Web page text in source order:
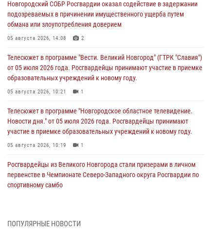
Новгородский СОБР Росгвардии оказал содействие в задержании
подозреваемых в причинении имущественного ущерба путем
обмана или злоупотребления доверием
05 августа 2026, 14:08 2
Телесюжет в программе "Вести. Великий Новгород" (ГТРК "Славия")
от 05 июля 2026 года. Росгвардейцы принимают участие в приемке
образовательных учреждений к новому году.
05 августа 2026, 10:21 1
Телесюжет в программе "Новгородское областное телевидение.
Новости дня." от 05 июля 2026 года. Росгвардейцы принимают
участие в приемке образовательных учреждений к новому году.
05 августа 2026, 10:19 1
Росгвардейцы из Великого Новгорода стали призерами в личном
первенстве в Чемпионате Северо-Западного округа Росгвардии по
спортивному самбо
детского лагеря
ПОПУЛЯРНЫЕ НОВОСТИ